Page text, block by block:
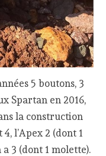
5 boutons, 3
Spartan en 2016,
la construction
l’Apex 2 (dont 1
3 (dont 1 molette).